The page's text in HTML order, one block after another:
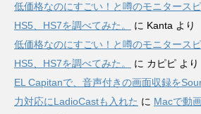
低価格なのにすごい！と噂のモニタース
HS5、HS7を調べてみた。
に Kanta より
低価格なのにすごい！と噂のモニタース
HS5、HS7を調べてみた。
に カピピ より
EL Capitanで、音声付きの画面収録を
力対応にLadioCastも入れた に Macで動